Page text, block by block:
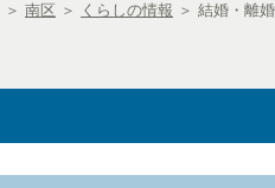
＞ 南区 ＞ くらしの情報 ＞ 結婚・離婚